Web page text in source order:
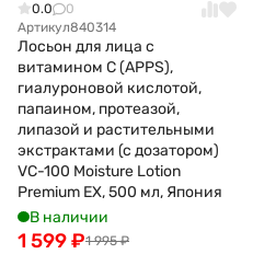
0.0
0
Артикул840314
Лосьон для лица с
витамином С (APPS),
гиалуроновой кислотой,
папаином, протеазой,
липазой и растительными
экстрактами (с дозатором)
VC-100 Moisture Lotion
Premium EX, 500 мл, Япония
В наличии
1 995 ₽
1 599₽